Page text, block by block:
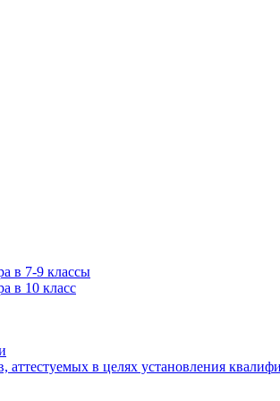
в 7-9 классы
в 10 класс
аттестуемых в целях установления